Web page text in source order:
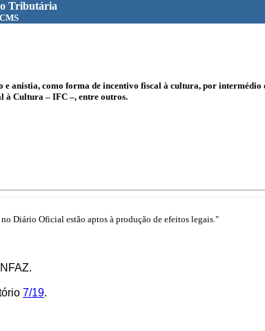
Tributária
anistia, como forma de incentivo fiscal à cultura, por
à Cultura – IFC –, entre outros.
Diário Oficial estão aptos à produção de efeitos legais."
7/19.